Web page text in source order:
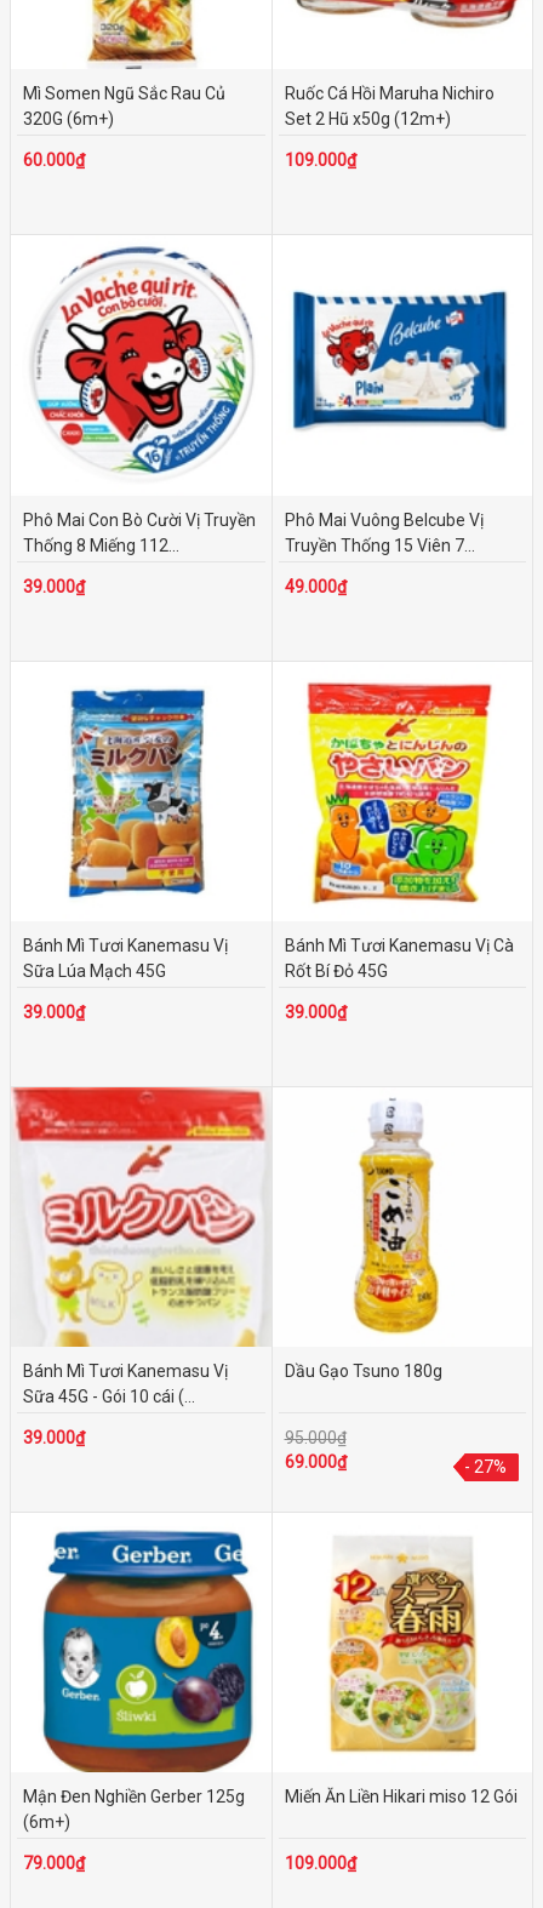
Mì Somen Ngũ Sắc Rau Củ
320G (6m+)
60.000₫
Ruốc Cá Hồi Maruha Nichiro
Set 2 Hũ x50g (12m+)
109.000₫
Phô Mai Con Bò Cười Vị Truyền
Thống 8 Miếng 112...
39.000₫
Phô Mai Vuông Belcube Vị
Truyền Thống 15 Viên 7...
49.000₫
Bánh Mì Tươi Kanemasu Vị
Sữa Lúa Mạch 45G
39.000₫
Bánh Mì Tươi Kanemasu Vị Cà
Rốt Bí Đỏ 45G
39.000₫
Bánh Mì Tươi Kanemasu Vị
Sữa 45G - Gói 10 cái (...
39.000₫
- 27%
Dầu Gạo Tsuno 180g
95.000₫
69.000₫
- 27%
Mận Đen Nghiền Gerber 125g
(6m+)
79.000₫
Miến Ăn Liền Hikari miso 12 Gói
109.000₫